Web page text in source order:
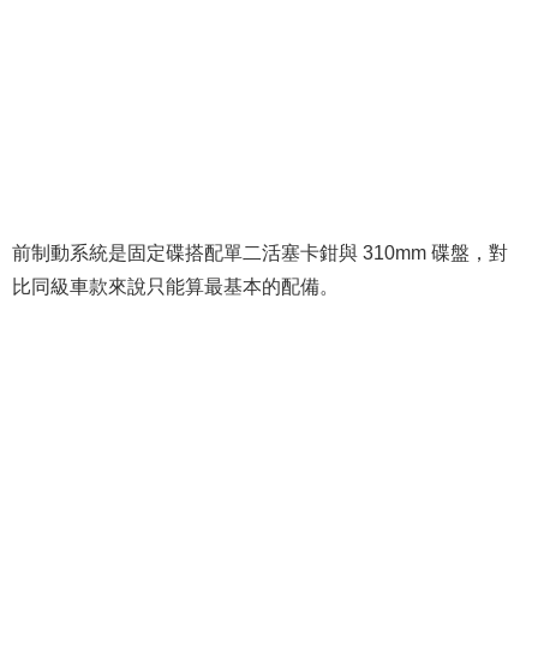
前制動系統是固定碟搭配單二活塞卡鉗與 310mm 碟盤，對
比同級車款來說只能算最基本的配備。